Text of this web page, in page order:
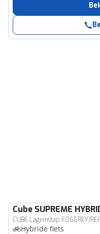
Cube SUPREME
CUBE Lageinstap FOGGREY/
Hybride fiets